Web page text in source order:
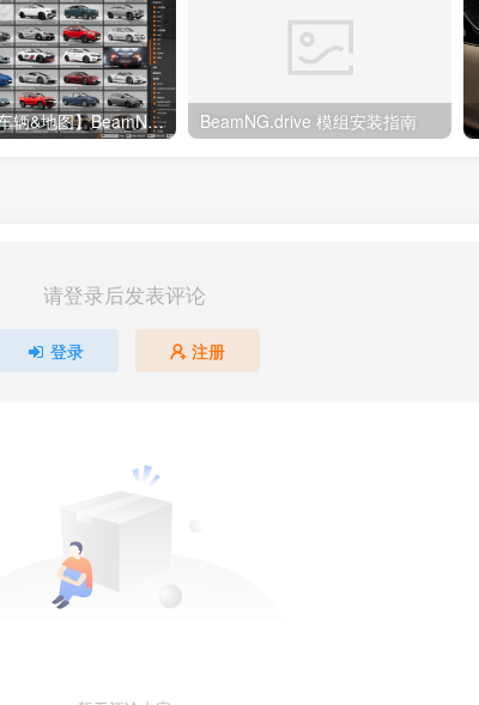
【🔥190+车辆&地图】BeamNG整合包 BeamNG.drive 模组安装指南
请登录后发表评论
登录 注册